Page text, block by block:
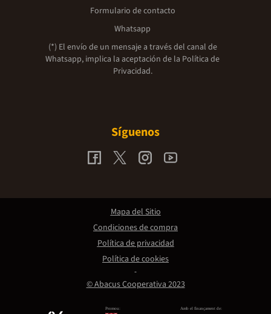
Formulario de contacto
Whatsapp
(*) El envío de un mensaje a través del canal de
Whatsapp, implica la aceptación de la Política de
Privacidad.
Síguenos
Promou: Amb el finançament de:
© Abacus Cooperativa 2023
Mapa del Sitio
Condiciones de compra
Política de privacidad
Política de cookies